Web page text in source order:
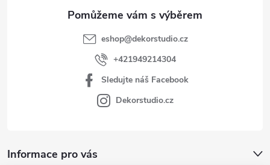
Informace pro vás
eshop@dekorstudio.cz
+421949214304
Sledujte náš Facebook
Dekorstudio.cz